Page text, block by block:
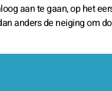
aan te gaan, op het
anders de neiging om